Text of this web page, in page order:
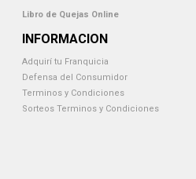
Libro de Quejas Online
INFORMACION
Adquirí tu Franquicia
Defensa del Consumidor
Terminos y Condiciones
Sorteos Terminos y Condiciones